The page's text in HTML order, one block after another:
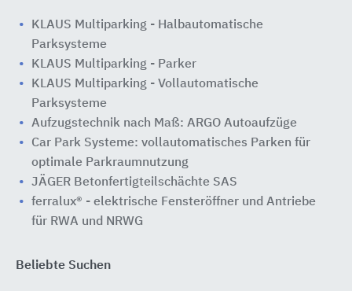
KLAUS Multiparking - Halbautomatische
Parksysteme
KLAUS Multiparking - Parker
KLAUS Multiparking - Vollautomatische
Parksysteme
Aufzugstechnik nach Maß: ARGO Autoaufzüge
Car Park Systeme: vollautomatisches Parken für
optimale Parkraumnutzung
JÄGER Betonfertigteilschächte SAS
ferralux® - elektrische Fensteröffner und Antriebe
für RWA und NRWG
Beliebte Suchen